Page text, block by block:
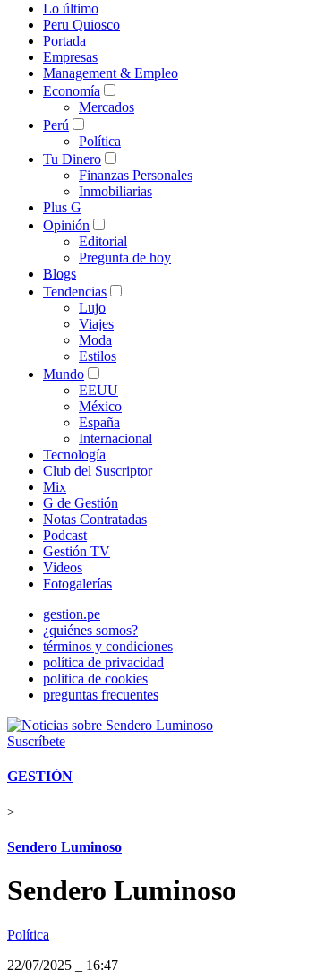
Lo último
Peru Quiosco
Portada
Empresas
Management & Empleo
Economía
Mercados
Perú
Política
Tu Dinero
Finanzas Personales
Inmobiliarias
Plus G
Opinión
Editorial
Pregunta de hoy
Blogs
Tendencias
Lujo
Viajes
Moda
Estilos
Mundo
EEUU
México
España
Internacional
Tecnología
Club del Suscriptor
Mix
G de Gestión
Notas Contratadas
Podcast
Gestión TV
Videos
Fotogalerías
gestion.pe
¿quiénes somos?
términos y condiciones
política de privacidad
politica de cookies
preguntas frecuentes
Suscríbete
GESTIÓN
>
Sendero Luminoso
Sendero Luminoso
Política
22/07/2025
16:47